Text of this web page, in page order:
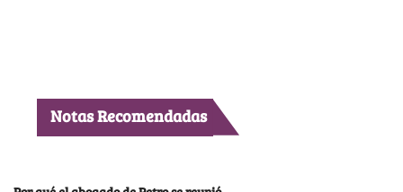
Notas Recomendadas